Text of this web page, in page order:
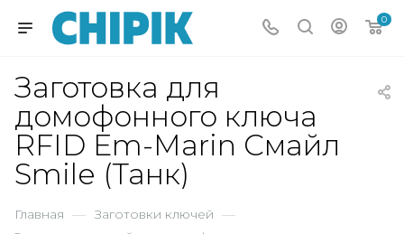
0
Заготовка для
домофонного ключа
RFID Em-Marin Смайл
Smile (Танк)
Главная — Заготовки ключей —